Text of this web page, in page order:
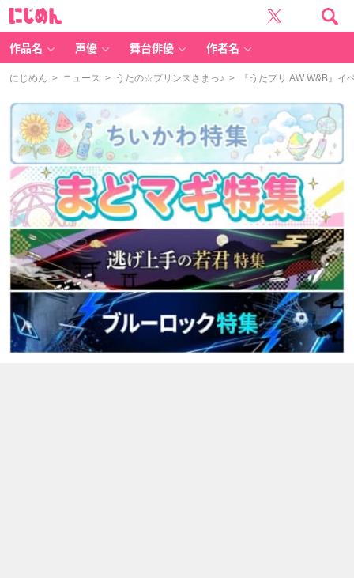
作品名 声優 舞台俳優 作者名
にじめん > ニュース > うたの☆プリンスさまっ♪ > 『うたプリ AW W&B』イ